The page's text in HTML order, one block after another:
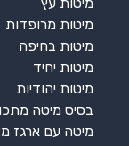
מיטות מרופדות
מיטות בחיפה
מיטות יחיד
מיטות יהודיות
בסיס מיטה
מיטה עם ארגז